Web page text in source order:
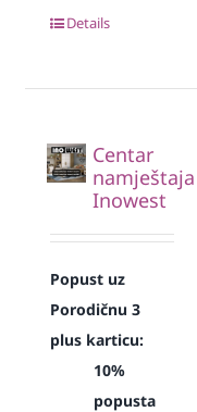
Details
Centar
namještaja
Inowest
Popust uz
Porodičnu 3
plus karticu:
10%
popusta